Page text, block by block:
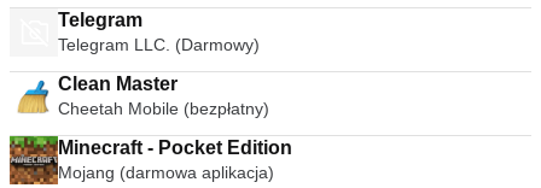
Telegram
Telegram LLC. (Darmowy)
Clean Master
Cheetah Mobile (bezpłatny)
Minecraft - Pocket Edition
Mojang (darmowa aplikacja)